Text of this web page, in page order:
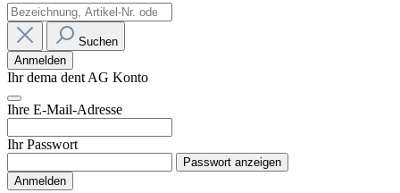
Suchen
Anmelden
Ihr dema dent AG Konto
Ihre E-Mail-Adresse
Ihr Passwort
Passwort anzeigen
Anmelden